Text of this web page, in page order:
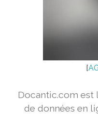
[
Docantic.com est
de données en